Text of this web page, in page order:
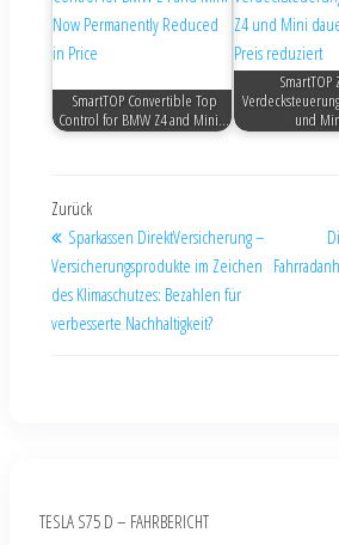
SmartTOP Convertible Top
Control for BMW Z4 and Mini…
SmartTOP
und
Zurück
Sparkassen DirektVersicherung –
Versicherungsprodukte im Zeichen
des Klimaschutzes: Bezahlen für
verbesserte Nachhaltigkeit?
TESLA S75 D – FAHRBERICHT